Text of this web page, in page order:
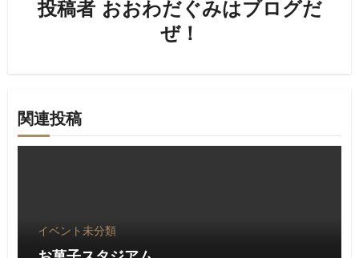
シ
投稿者 おおわだぐみはブログだ
ぜ！
関連投稿
イベント未分類